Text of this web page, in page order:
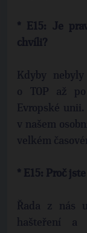
* E15: Je
chvíli?
Kdyby
o TOP až po
Evropské
v našem
velkém
* E15: Proč
Řada z nás
hašteření a